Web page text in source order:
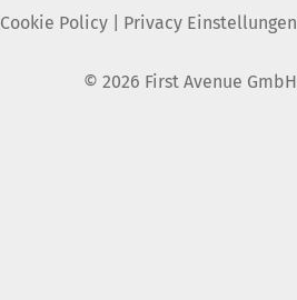
Cookie Policy| Privacy Einstellungen
© 2026 First Avenue GmbH